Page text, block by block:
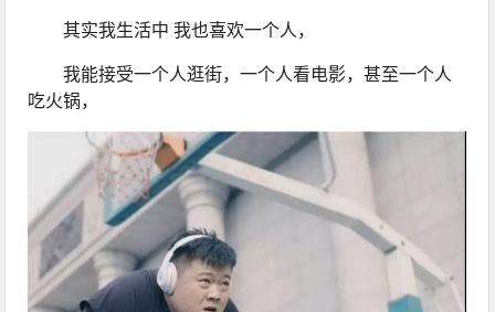
其实我生活中 我也喜欢一个人，
我能接受一个人逛街，一个人看电影，甚至一个人
吃火锅，